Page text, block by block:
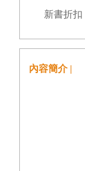
新書折扣
內容簡介 |